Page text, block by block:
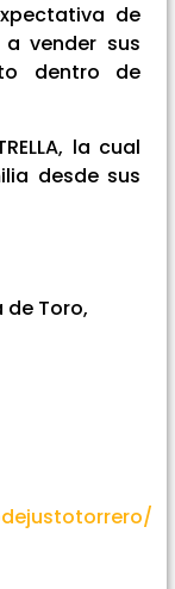
de
vender sus
dentro de
la cual
desde sus
de Toro,